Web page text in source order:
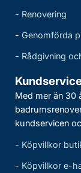
- Renovering
- Genomförda
- Rådgivning
Med mer än 30
kundservicen
- Köpvillkor
- Köpvillkor e-